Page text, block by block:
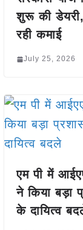
शुरू की
रही कमाई
July 25, 2026
एम पी में
ने किया बड़ा
के दायित्व